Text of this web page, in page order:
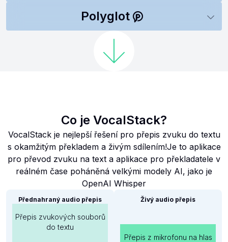
Polyglot
Co je VocalStack?
VocalStack je nejlepší řešení pro přepis zvuku do textu
s okamžitým překladem a živým sdílením!Je to aplikace
pro převod zvuku na text a aplikace pro překladatele v
reálném čase poháněná velkými modely AI, jako je
OpenAI Whisper
Přednahraný audio přepis
Přepis zvukových souborů
do textu
Živý audio přepis
Přepis z mikrofonu na hlas